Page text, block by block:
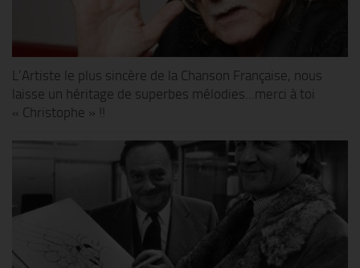
L’Artiste le plus sincère de la Chanson Française, nous
laisse un héritage de superbes mélodies…merci à toi
« Christophe » !!